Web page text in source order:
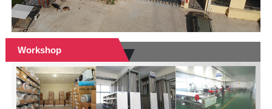
Workshop